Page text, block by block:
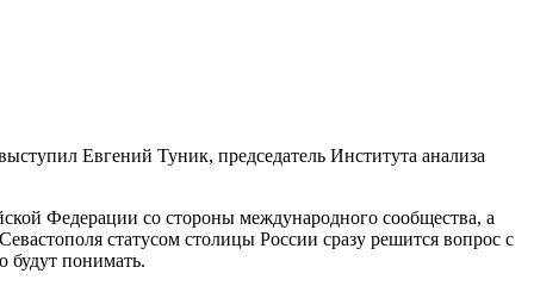
Евгений Туник, председатель Института анализа
Федерации со стороны международного сообщества, а
статусом столицы России сразу решится вопрос с
будут понимать.